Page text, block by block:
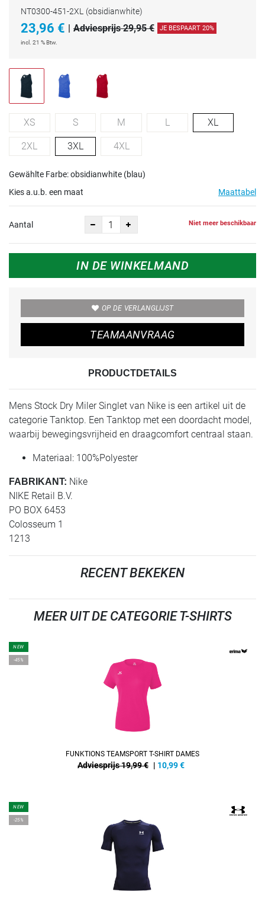
NT0300-451-2XL (obsidianwhite)
23,96 € | Adviesprijs 29,95 € JE BESPAART 20%
incl. 21 % Btw.
XS S M L XL
2XL 3XL 4XL
Gewählte Farbe: obsidianwhite (blau)
Kies a.u.b. een maat
Maattabel
Aantal Niet meer beschikbaar
IN DE WINKELMAND
OP DE VERLANGLIJST
TEAMAANVRAAG
PRODUCTDETAILS
Mens Stock Dry Miler Singlet van Nike is een artikel uit de
categorie Tanktop. Een Tanktop met een doordacht model,
waarbij bewegingsvrijheid en draagcomfort centraal staan.
Materiaal: 100%Polyester
FABRIKANT: Nike
NIKE Retail B.V.
PO BOX 6453
Colosseum 1
1213
RECENT BEKEKEN
MEER UIT DE CATEGORIE T-SHIRTS
NEW
-45%
FUNKTIONS TEAMSPORT T-SHIRT DAMES
Adviesprijs 19,99 € | 10,99€
NEW
-25%